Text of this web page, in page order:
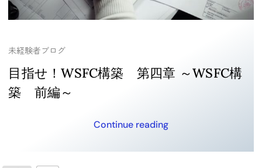
未経験者ブログ
目指せ！WSFC構築 第四章 ～WSFC構
築 前編～
Continue reading